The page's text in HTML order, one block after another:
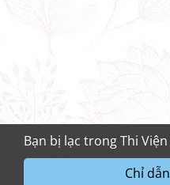
Chỉ
Bạn bị lạc trong Thi